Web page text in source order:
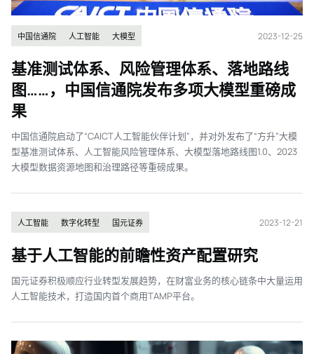
中国信通院 人工智能 大模型 2023-12-25
基准测试体系、风险管理体系、落地路线
图……，中国信通院发布多项大模型重磅成
果
中国信通院启动了“CAICT人工智能伙伴计划”，并对外发布了“方升”大模
型基准测试体系、人工智能风险管理体系、大模型落地路线图1.0、2023
大模型数据资源地图和治理路径等重磅成果。
人工智能 数字化转型 国元证券 2023-12-21
基于人工智能的前瞻性资产配置研究
国元证券积极顺应行业转型发展趋势，在财富业务的核心链条中大量运用
人工智能技术，打造国内首个商用TAMP平台。